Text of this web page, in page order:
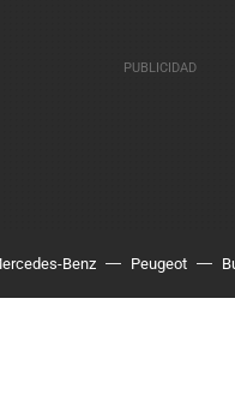
Benz Peugeot